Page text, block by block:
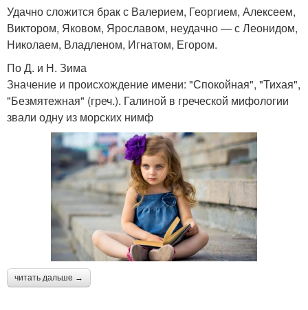
Удачно сложится брак с Валерием, Георгием, Алексеем,
Виктором, Яковом, Ярославом, неудачно — с Леонидом,
Николаем, Владленом, Игнатом, Егором.
По Д. и Н. Зима
Значение и происхождение имени: "Спокойная", "Тихая",
"Безмятежная" (греч.). Галиной в греческой мифологии
звали одну из морских нимф
читать дальше →